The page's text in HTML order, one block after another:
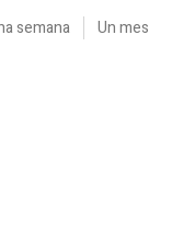
semana Un mes